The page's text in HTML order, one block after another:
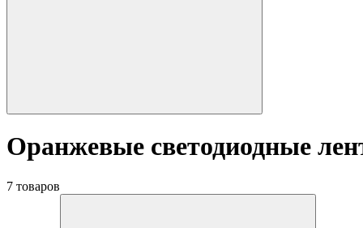
Оранжевые светодиодные
7 товаров